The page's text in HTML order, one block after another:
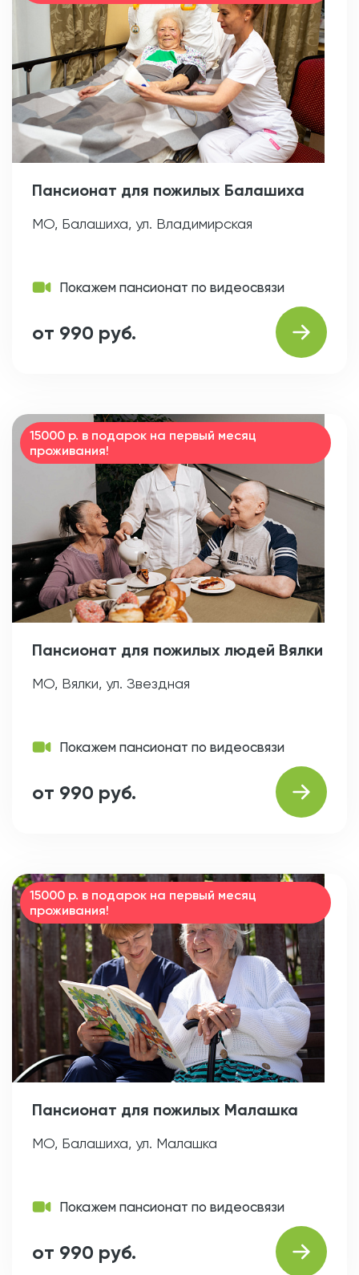
Пансионат для пожилых Балашиха
МО, Балашиха, ул. Владимирская
Покажем пансионат по видеосвязи
от 990 руб.
15000 р. в подарок на первый месяц
проживания!
Пансионат для пожилых людей Вялки
МО, Вялки, ул. Звездная
Покажем пансионат по видеосвязи
от 990 руб.
15000 р. в подарок на первый месяц
проживания!
Пансионат для пожилых Малашка
МО, Балашиха, ул. Малашка
Покажем пансионат по видеосвязи
от 990 руб.